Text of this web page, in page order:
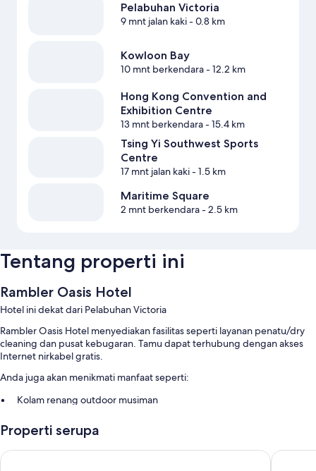
Pelabuhan Victoria
9 mnt jalan kaki- 0.8 km
Kowloon Bay
10 mnt berkendara- 12.2 km
Hong Kong Convention and
Exhibition Centre
13 mnt berkendara- 15.4 km
Tsing Yi Southwest Sports
Centre
17 mnt jalan kaki- 1.5 km
Maritime Square
2 mnt berkendara- 2.5 km
Tentang properti ini
Rambler Oasis Hotel
Hotel ini dekat dari Pelabuhan Victoria
Rambler Oasis Hotel menyediakan fasilitas seperti layanan penatu/dry
cleaning dan pusat kebugaran. Tamu dapat terhubung dengan akses
Internet nirkabel gratis.
Anda juga akan menikmati manfaat seperti:
Kolam renang outdoor musiman
Lift, aula perjamuan, dan brankas di resepsionis
Properti bebas-rokok, penitipan koper, dan bell boy
Properti serupa
Rambler Garden Hotel Dorsett